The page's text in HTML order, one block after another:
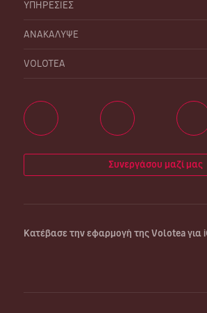
ΥΠΗΡΕΣΙΕΣ
ΑΝΑΚΑΛΥΨΕ
VOLOTEA
Συνεργάσου μαζί μας
Κατέβασε την εφαρμογή της Volotea για